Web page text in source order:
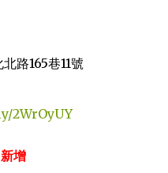
路165巷11號
2WrOyUY
增